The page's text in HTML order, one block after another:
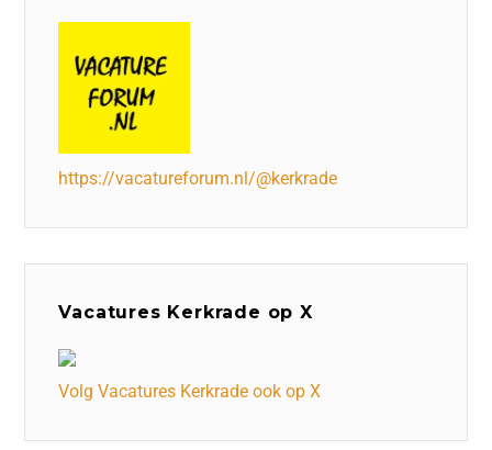
https://vacatureforum.nl/@kerkrade
Vacatures Kerkrade op X
Volg Vacatures Kerkrade ook op X